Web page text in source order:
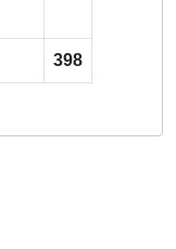
398